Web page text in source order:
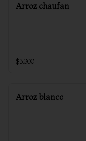
Arroz chaufan
$3.300
Arroz blanco